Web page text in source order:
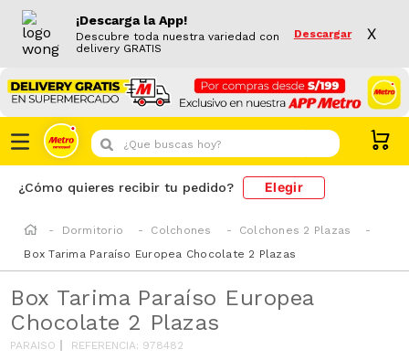
¡Descarga la App!
Descubre toda nuestra variedad con
delivery GRATIS
Descargar X
¿Que buscas hoy?
¿Cómo quieres recibir tu pedido? Elegir
Dormitorio Colchones
Colchones 2 Plazas
Box Tarima Paraíso Europea Chocolate 2 Plazas
Box Tarima Paraíso Europea
Chocolate 2 Plazas
PARAISO REFERENCIA: 978482